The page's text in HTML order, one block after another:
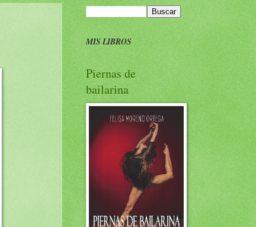
MIS LIBROS
Piernas de
bailarina